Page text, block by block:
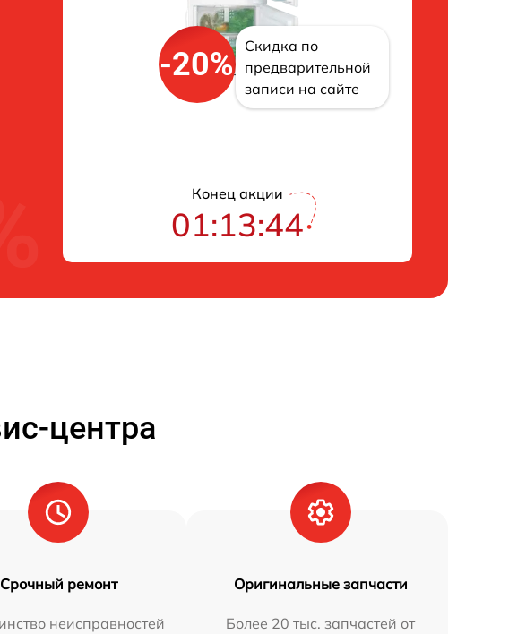
-20%
Скидка по
предварительной
записи на сайте
Конец акции
01:13:43
центра
Срочный ремонт
неисправностей
Оригинальные запчасти
Более 20 тыс. запчастей от